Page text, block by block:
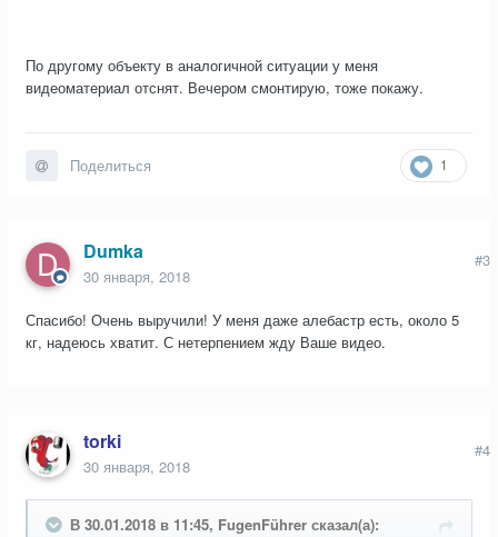
По другому объекту в аналогичной ситуации у меня
видеоматериал отснят. Вечером смонтирую, тоже покажу.
1
Поделиться
Dumka
30 января, 2018
#3
Спасибо! Очень выручили! У меня даже алебастр есть, около 5
кг, надеюсь хватит. С нетерпением жду Ваше видео.
torki
30 января, 2018
#4
В 30.01.2018 в 11:45, FugenFührer сказал(а):